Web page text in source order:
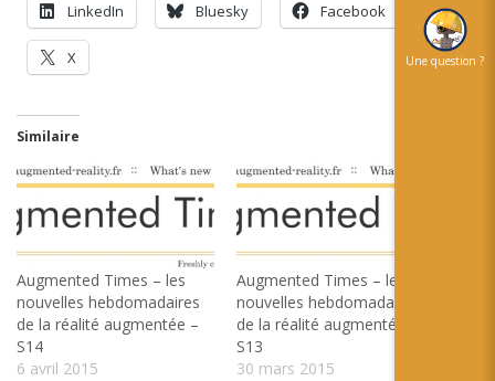
LinkedIn Bluesky Facebook
X
Similaire
Augmented Times – les
nouvelles hebdomadaires
de la réalité augmentée –
S14
6 avril 2015
Augmented Times – les
nouvelles hebdomadaires
de la réalité augmentée –
S13
30 mars 2015
Une question ?